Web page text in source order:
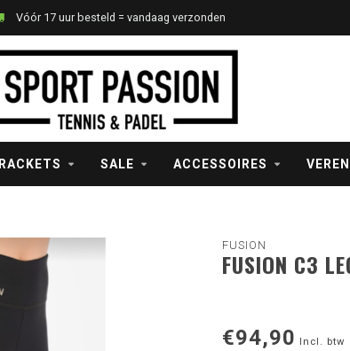
Vóór 17 uur besteld = vandaag verzonden
RACKETS SALE ACCESSOIRES
FUSION
FUSION C3
€94,90 Incl. btw